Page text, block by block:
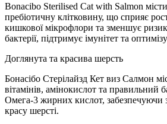
Bonacibo Sterilised Cat with Salmon
пребіотичну клітковину, що сприяє
кишкової мікрофлори та зменшує
бактерії, підтримує імунітет та
Доглянута та красива шерсть
Бонасібо Стерілайзд Кет виз Салмон
вітамінів, амінокислот та правильний
Oмега-3 жирних кислот, забезпечуючи
красу шерсті.